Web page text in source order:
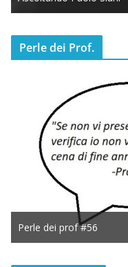
Perle dei Prof.
Perle dei prof #56